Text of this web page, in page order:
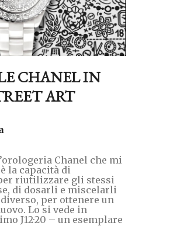
CHANEL IN
ART
Chanel che mi
la capacità di
riutilizzare gli stessi
di dosarli e miscelarli
per ottenere un
Lo si vede in
J12·20 – un esemplare